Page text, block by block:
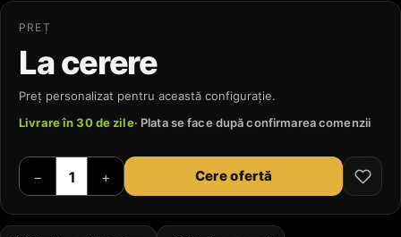
PREȚ
La cerere
Preț personalizat pentru această configurație.
Livrare în 30 de zile· Plata se face după confirmarea comenzii
− + Cere ofertă